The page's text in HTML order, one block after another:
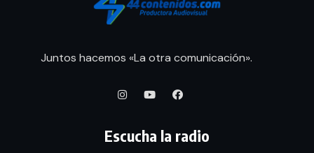
Juntos hacemos «La otra comunicación».
Escucha la radio